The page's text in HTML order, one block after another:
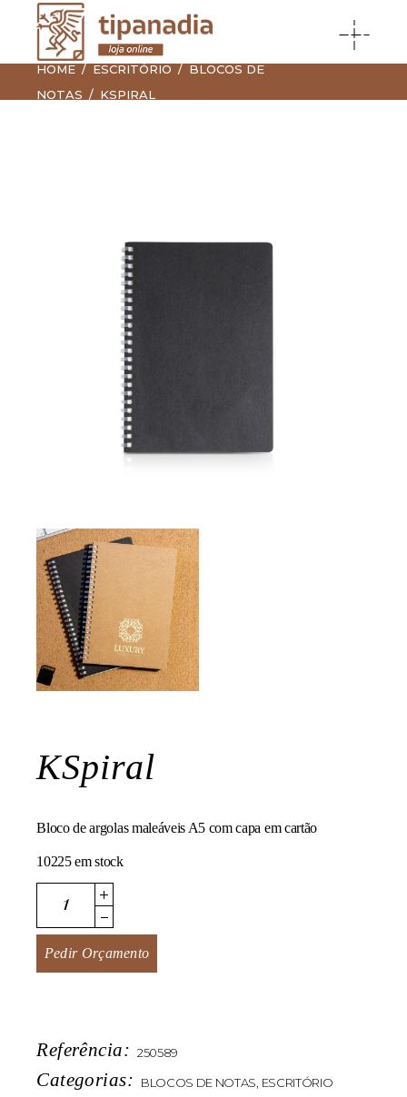
HOME ESCRITÓRIO
BLOCOS DE
NOTAS
KSPIRAL
KSpiral
Bloco de argolas maleáveis A5 com capa em cartão
10225 em stock
KSpiral quantity
Pedir Orçamento
Referência: 250589
Categorias: BLOCOS DE NOTAS, ESCRITÓRIO